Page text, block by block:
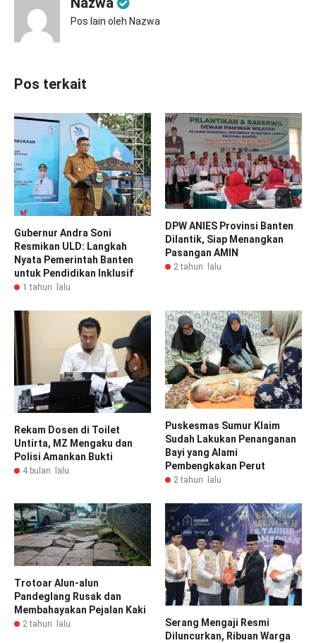
Pos lain oleh Nazwa
Pos terkait
Gubernur Andra Soni
Resmikan ULD: Langkah
Nyata Pemerintah Banten
untuk Pendidikan Inklusif
1 tahun lalu
DPW ANIES Provinsi Banten
Dilantik, Siap Menangkan
Pasangan AMIN
2 tahun lalu
Rekam Dosen di Toilet
Untirta, MZ Mengaku dan
Polisi Amankan Bukti
4 bulan lalu
Puskesmas Sumur Klaim
Sudah Lakukan Penanganan
Bayi yang Alami
Pembengkakan Perut
2 tahun lalu
Trotoar Alun-alun
Pandeglang Rusak dan
Membahayakan Pejalan Kaki
2 tahun lalu
Serang Mengaji Resmi
Diluncurkan, Ribuan Warga